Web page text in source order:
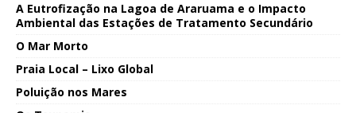
A Eutrofização na Lagoa de Araruama e o Impacto
Ambiental das Estações de Tratamento Secundário
O Mar Morto
Praia Local – Lixo Global
Poluição nos Mares